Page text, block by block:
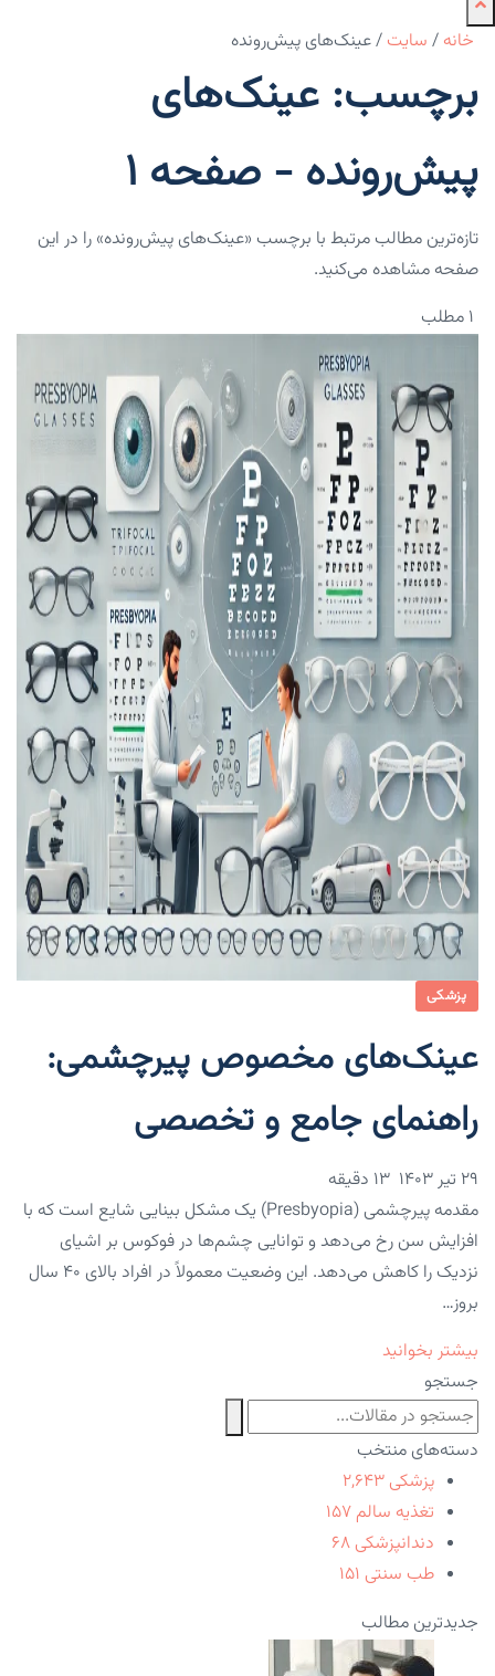
خانه / سایت /عینک‌های پیش‌رونده
برچسب: عینک‌های
پیش‌رونده - صفحه 1
تازه‌ترین مطالب مرتبط با برچسب «عینک‌های پیش‌رونده» را در این
صفحه مشاهده می‌کنید.
۱ مطلب
پزشکی
عینک‌های مخصوص پیرچشمی:
راهنمای جامع و تخصصی
۲۹ تیر ۱۴۰۳
مقدمه پیرچشمی (Presbyopia) یک مشکل بینایی شایع است که با
افزایش سن رخ می‌دهد و توانایی چشم‌ها در فوکوس بر اشیای
نزدیک را کاهش می‌دهد. این وضعیت معمولاً در افراد بالای ۴۰ سال
بروز…
بیشتر بخوانید
جستجو
دسته‌های منتخب
پزشکی ۲,۶۴۳
تغذیه سالم ۱۵۷
دندانپزشکی ۶۸
طب سنتی ۱۵۱
جدیدترین مطالب